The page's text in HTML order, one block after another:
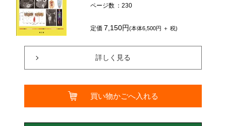
ページ数 ：230
定価 7,150円(本体6,500円 ＋ 税)
詳しく見る
買い物かごへ入れる